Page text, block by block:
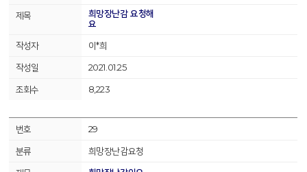
희망장난감 요청해
요
이*희
2021.01.25
8,223
29
희망장난감요청